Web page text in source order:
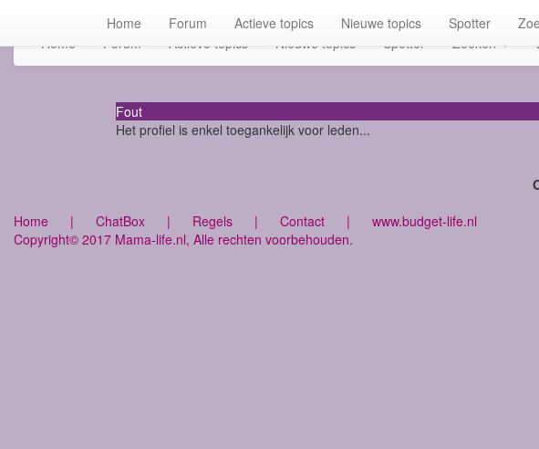
Home Forum Actieve topics Nieuwe topics Spotter Zoeken
Home Forum Actieve topics Nieuwe topics Spotter
Fout
Het profiel is enkel toegankelijk voor leden...
Home | ChatBox | Regels | Contact | www.budget-life.nl
Copyright© 2017 Mama-life.nl, Alle rechten voorbehouden.